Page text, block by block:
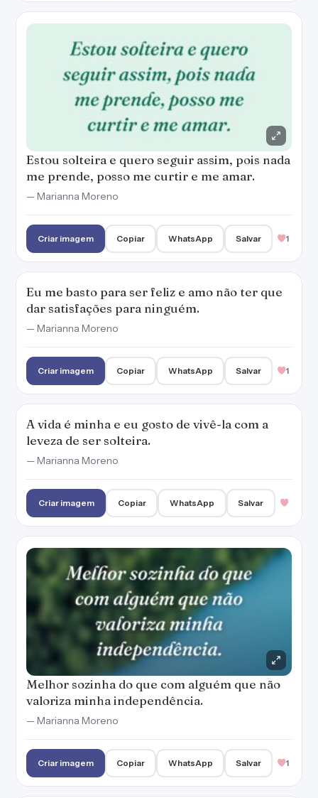
Estou solteira e quero seguir assim, pois nada
me prende, posso me curtir e me amar.
— Marianna Moreno
Criar imagem Copiar WhatsApp Salvar 1
Eu me basto para ser feliz e amo não ter que
dar satisfações para ninguém.
— Marianna Moreno
Criar imagem Copiar WhatsApp Salvar 1
A vida é minha e eu gosto de vivê-la com a
leveza de ser solteira.
— Marianna Moreno
Criar imagem Copiar WhatsApp Salvar
Melhor sozinha do que com alguém que não
valoriza minha independência.
— Marianna Moreno
Criar imagem Copiar WhatsApp Salvar 1